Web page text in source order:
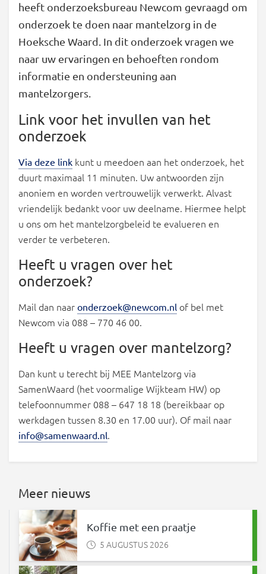
heeft onderzoeksbureau Newcom gevraagd om
onderzoek te doen naar mantelzorg in de
Hoeksche Waard. In dit onderzoek vragen we
naar uw ervaringen en behoeften rondom
informatie en ondersteuning aan
mantelzorgers.
Link voor het invullen van het
onderzoek
Via deze link kunt u meedoen aan het onderzoek, het
duurt maximaal 11 minuten. Uw antwoorden zijn
anoniem en worden vertrouwelijk verwerkt. Alvast
vriendelijk bedankt voor uw deelname. Hiermee helpt
u ons om het mantelzorgbeleid te evalueren en
verder te verbeteren.
Heeft u vragen over het
onderzoek?
Mail dan naar onderzoek@newcom.nl of bel met
Newcom via 088 – 770 46 00.
Heeft u vragen over mantelzorg?
Dan kunt u terecht bij MEE Mantelzorg via
SamenWaard (het voormalige Wijkteam HW) op
telefoonnummer 088 – 647 18 18 (bereikbaar op
werkdagen tussen 8.30 en 17.00 uur). Of mail naar
info@samenwaard.nl.
Meer nieuws
Koffie met een praatje
5 AUGUSTUS 2026